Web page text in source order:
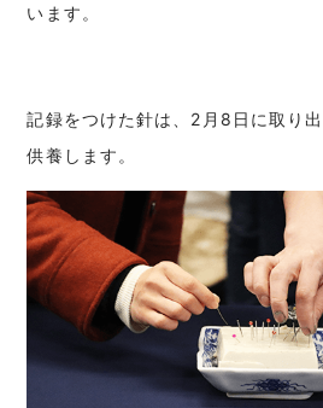
います。
記録をつけた針は、2月8日に取り
供養します。